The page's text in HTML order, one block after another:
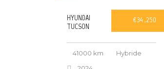
€34 ,250
HYUNDAI
TUCSON
41000 km
Hybride